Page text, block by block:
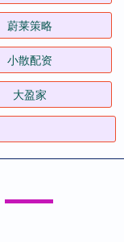
蔚莱策略
小散配资
大盈家